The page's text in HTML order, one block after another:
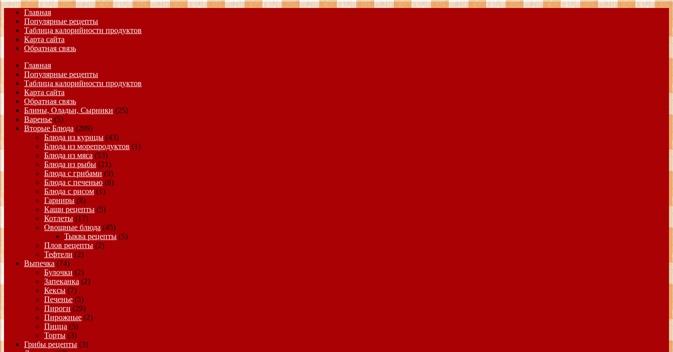
Главная
Популярные рецепты
Таблица калорийности продуктов
Карта сайта
Обратная связь
Главная
Популярные рецепты
Таблица калорийности продуктов
Карта сайта
Обратная связь
Блины, Оладьи, Сырники (25)
Варенье (5)
Вторые Блюда (209)
Блюда из курицы (43)
Блюда из морепродуктов (1)
Блюда из мяса (53)
Блюда из рыбы (21)
Блюда с грибами (9)
Блюда с печенью (8)
Блюда с рисом (1)
Гарниры (8)
Каши рецепты (5)
Котлеты (17)
Овощные блюда (45)
Тыква рецепты (5)
Плов рецепты (2)
Тефтели (2)
Выпечка (74)
Булочки (2)
Запеканка (2)
Кексы (7)
Печенье (5)
Пироги (29)
Пирожные (2)
Пицца (5)
Торты (3)
Грибы рецепты (3)